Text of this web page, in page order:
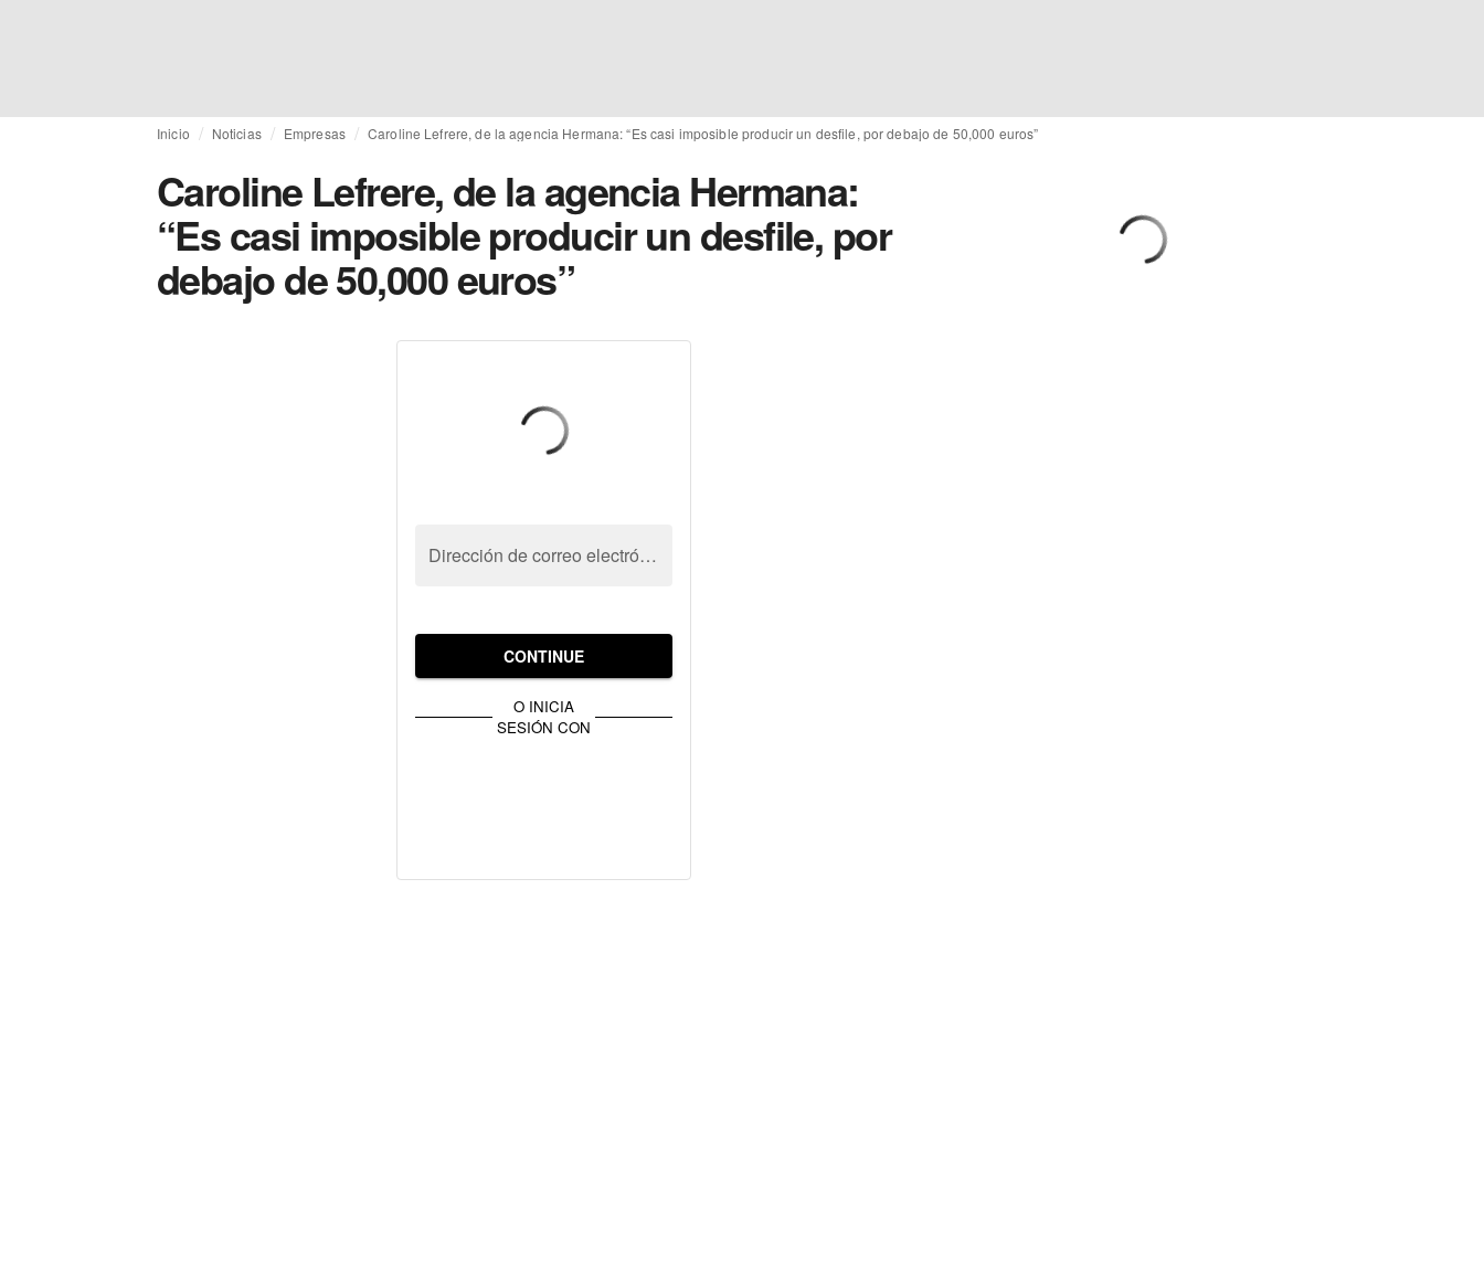
Inicio Noticias Empresas Caroline Lefrere, de la agencia Hermana: “Es casi imposible producir un desfile, por debajo de 50,000 euros”
Caroline Lefrere, de la agencia Hermana:
“Es casi imposible producir un desfile, por
debajo de 50,000 euros”
Dirección de correo electrónico
CONTINUE
O INICIA
SESIÓN CON